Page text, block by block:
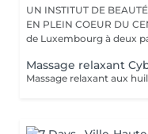
UN INSTITUT DE
EN PLEIN COEUR DU CENTRE VILLE
de Luxembourg à deux
Massage relaxant